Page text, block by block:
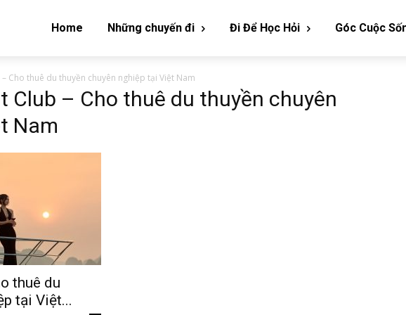
Home Những chuyến đi Đi Để Học Hỏi Góc Cuộc
Cho thuê du thuyền chuyên nghiệp tại Việt Nam
Club – Cho thuê du thuyền chuyên
Nam
thuê du
tại Việt...